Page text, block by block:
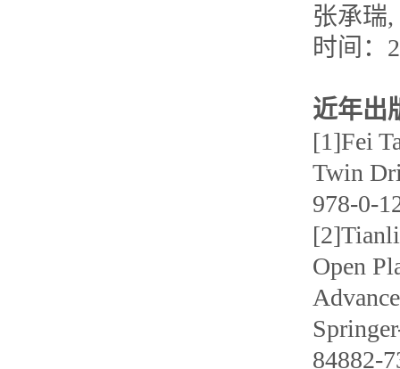
张承瑞,
时间：
近年出
[1]Fei
Twin
978-0-
Open
84882-